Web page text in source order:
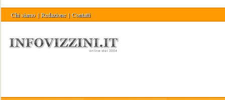
Chi siamo | Redazione | Contatti